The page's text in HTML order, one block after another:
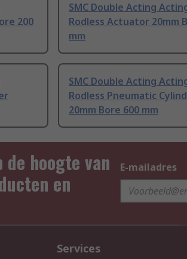
200
SMC Double Acting
Rodless Actuator 20mm
mm
SMC Double Acting
Rodless Pneumatic
20mm Bore 600 mm
de hoogte van
en
E-mailadres
Services